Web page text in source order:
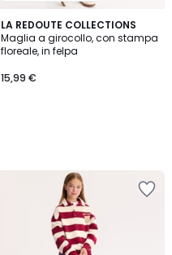
LA REDOUTE COLLECTIONS
Maglia a girocollo, con stampa
floreale, in felpa
15,99 €